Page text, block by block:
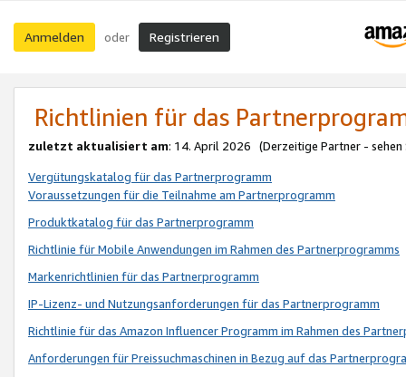
Anmelden oder Registrieren
Richtlinien für das
zuletzt aktualisiert am: 14. April 2026 (Derzeitige Partner - sehen
Vergütungskatalog für das Partnerprogramm
Voraussetzungen für die Teilnahme am Partnerprogramm
Produktkatalog für das Partnerprogramm
Richtlinie für Mobile Anwendungen im Rahmen des Partnerprogramms
Markenrichtlinien für das Partnerprogramm
IP-Lizenz- und Nutzungsanforderungen für das Partnerprogramm
Richtlinie für das Amazon Influencer Programm im Rahmen des
Anforderungen für Preissuchmaschinen in Bezug auf das